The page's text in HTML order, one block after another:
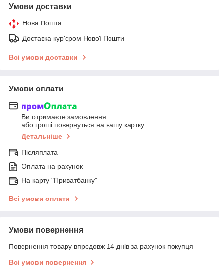
Умови доставки
Нова Пошта
Доставка кур'єром Нової Пошти
Всі умови доставки
Умови оплати
Ви отримаєте замовлення
або гроші повернуться на вашу картку
Детальніше
Післяплата
Оплата на рахунок
На карту "Приватбанку"
Всі умови оплати
Умови повернення
Повернення товару впродовж 14 днів за рахунок покупця
Всі умови повернення